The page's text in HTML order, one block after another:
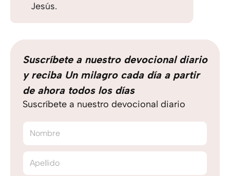
Jesús.
Suscríbete a nuestro devocional diario
y reciba Un milagro cada día a partir
de ahora todos los días
Suscríbete a nuestro devocional diario
Nombre
Apellido